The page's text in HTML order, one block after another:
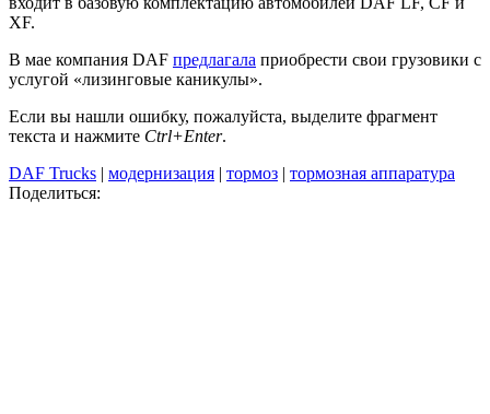
XF.
В мае компания DAF предлагала приобрести свои грузовики с
услугой «лизинговые каникулы».
Если вы нашли ошибку, пожалуйста, выделите фрагмент
текста и нажмите Ctrl+Enter.
DAF Trucks | модернизация | тормоз | тормозная аппаратура
Поделиться: